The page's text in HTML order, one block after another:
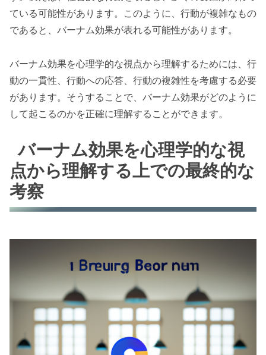
ている可能性があります。このように、行動が複雑なもの
であると、バーナム効果が表れる可能性があります。
バーナム効果を心理学的な視点から理解するためには、行
動の一貫性、行動への応答、行動の複雑性を考慮する必要
があります。そうすることで、バーナム効果がどのように
して起こるのかを正確に理解することができます。
バーナム効果を心理学的な視
点から理解する上での最終的な
考察